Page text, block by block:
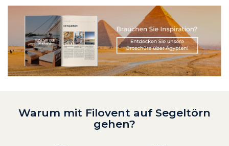
Warum mit Filovent auf Segeltörn
gehen?